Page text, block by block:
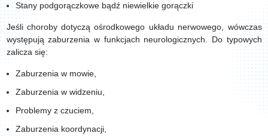
Stany podgorączkowe bądź niewielkie gorączki
Jeśli choroby dotyczą ośrodkowego układu nerwowego, wówczas
występują zaburzenia w funkcjach neurologicznych. Do typowych
zalicza się:
Zaburzenia w mowie,
Zaburzenia w widzeniu,
Problemy z czuciem,
Zaburzenia koordynacji,